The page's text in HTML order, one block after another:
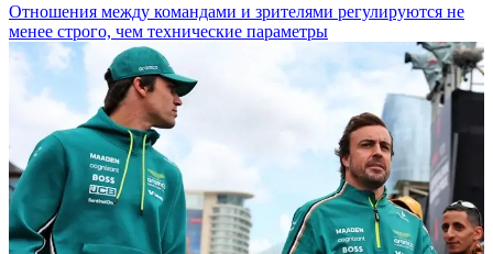
Отношения между командами и зрителями регулируются не
менее строго, чем технические параметры